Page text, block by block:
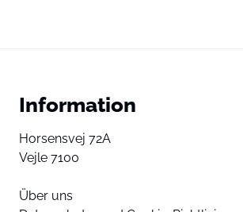
Information
Horsensvej 72A
Vejle 7100
Über uns